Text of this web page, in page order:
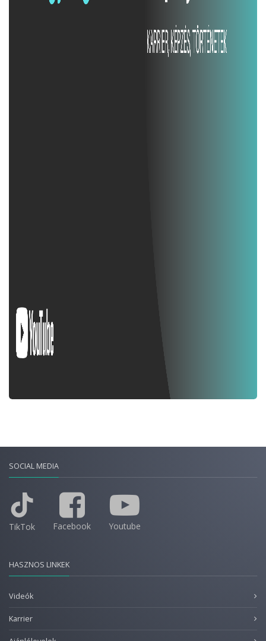
SOCIAL MEDIA
TikTok Facebook Youtube
HASZNOS LINKEK
Videók
Karrier